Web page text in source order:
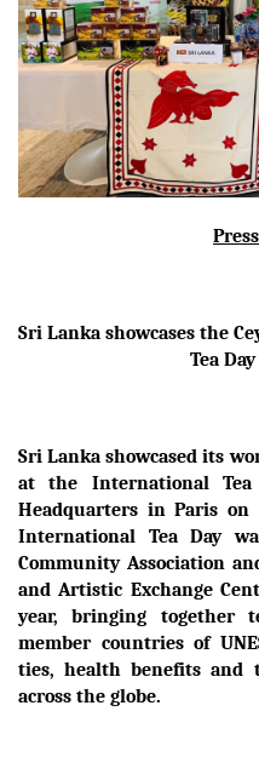
Sri Lanka showcases the
Tea
Sri Lanka showcased its
at the International Tea
Headquarters in Paris
International Tea Day
Community Association
and Artistic Exchange
year, bringing together
member countries of
ties, health benefits and
across the globe.